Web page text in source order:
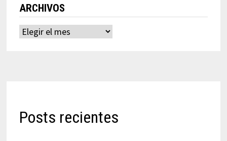
ARCHIVOS
Archivos
Posts recientes